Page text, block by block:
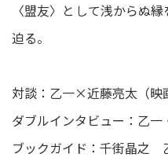
〈盟友〉として浅からぬ
迫る。
対談：乙一×近藤亮太（映
ダブルインタビュー：乙一
ブックガイド：千街晶之